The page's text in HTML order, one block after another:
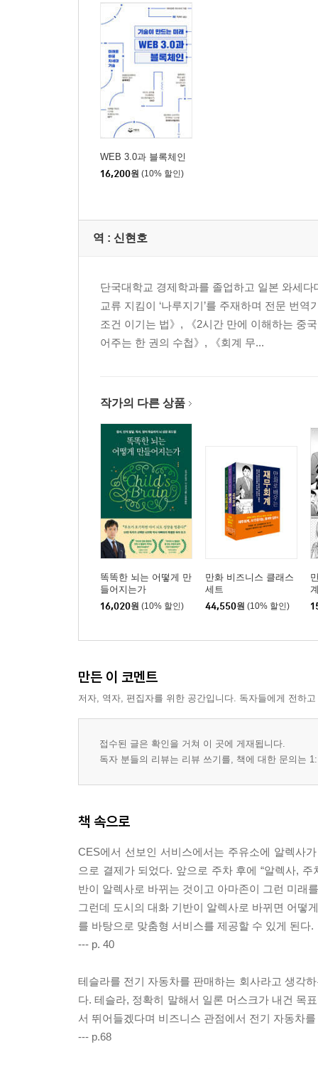
격변하는 업종 ② 영상, 디즈니가 비즈니스의 마지
격변하는 업종 ③ 농업, 도쿄의 20층 빌딩에서 최
격변하는 업종 ④ 보안, 코로나 이후 더욱 가속화될
격변하는 업종 ⑤ 모빌리티, 우버의 라이드셰어링
격변하는 업종 ⑥ 건설, 아마존이 스마트 홈을 노린
격변하는 업종 ⑦ 헬스케어, 애플 웰니스 센터 탄생!
격변하는 업종 ⑧ 물류, 운전기사가 냉장고 안까지
3. 11개 회사가 만드는 메가트렌드 ②
‘팔리지 않는다’는 실패가 아니다
스마트폰은 왜 2년 계약일까?
테슬라가 ‘광고비 0, 딜러비 0’에도 팔리는 이유
채식주의자가 진정으로 바라는 것
줌 사용자, 코로나 사태 20일 동안 1억 명 증가
‘말’을 건넬 필요조차 없는 스마트 스피커
4. 11개 회사가 만드는 메가트렌드 ③
데이터를 쥐어야 미래도 손에 쥔다
데이터는 ‘정보의 비대칭성’을 해소해준다
애플 vs. 구글의 데이터 전쟁
하드웨어는 경험을 전달하는 하나의 수단일 뿐이다
데이터 소유권은 누구에게 있는가?
숙박업소의 서비스가 달라진다
1분마다 변화하는 항공권 가격
스마트워치로 비밀 보장이 어려워진다
100만 대의 차량에서 얻은 방대한 데이터
주식, 증권의 활성화
서브스크립션 도입은 왜 필수 조건인가?
서브스크립션과 리스는 다르다
서브스크립션이 맞지 않는 업계
중간업자는 도태된다
베타, 소매업을 대전환할 벤처 기업
대기업이 벤처 기업에 당하지 않으려면?
2. 5년 후, 당신의 일은 이렇게 바뀐다
5년 후 꼭 필요한 다섯 가지
사라지는 업계에서 일하는 사람은 어떻게 해야 하
항상 배움의 ‘태그’를 늘려라
비즈니스를 시작할 때 필요한 세 가지
스트럭추럴 홀은 인간관계의 출발점
나오며
사진 출처
WEB 3.0과 블록체인
16,200원 (10% 할인)
역 : 신현호
단국대학교 경제학과를 졸업하고 일본 와세
교류 지킴이 ‘나루지기’를 주재하며 전문 번
조건 이기는 법》, 《2시간 만에 이해하는 중
어주는 한 권의 수첩》, 《회계 무...
작가의 다른 상품
똑똑한 뇌는 어떻게 만
들어지는가
16,020원 (10% 할인)
만화 비즈니스 클래스
세트
44,550원 (10% 할인)
만든 이 코멘트
저자, 역자, 편집자를 위한 공간입니다. 독자들에게 전하
접수된 글은 확인을 거쳐 이 곳에 게재됩니다.
독자 분들의 리뷰는 리뷰 쓰기를, 책에 대한 문의는
책 속으로
CES에서 선보인 서비스에서는 주유소에 알렉사
으로 결제가 되었다. 앞으로 주차 후에 “알렉사,
반이 알렉사로 바뀌는 것이고 아마존이 그런 미래
그런데 도시의 대화 기반이 알렉사로 바뀌면 어떻
를 바탕으로 맞춤형 서비스를 제공할 수 있게 된다.
--- p. 40
테슬라를 전기 자동차를 판매하는 회사라고 생각
다. 테슬라, 정확히 말해서 일론 머스크가 내건 목
서 뛰어들겠다며 비즈니스 관점에서 전기 자동차
--- p.68